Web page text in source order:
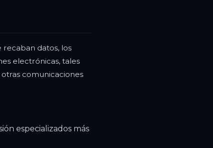
recaban datos, los
electrónicas, tales
comunicaciones
especializados más